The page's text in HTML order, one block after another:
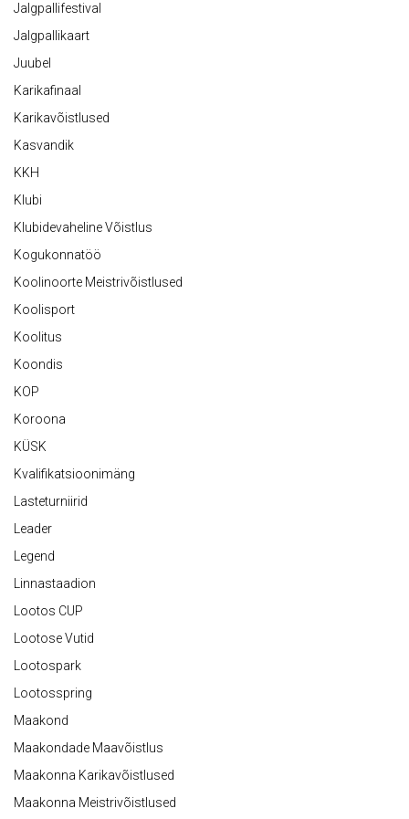
Jalgpallifestival
Jalgpallikaart
Juubel
Karikafinaal
Karikavõistlused
Kasvandik
KKH
Klubi
Klubidevaheline Võistlus
Kogukonnatöö
Koolinoorte Meistrivõistlused
Koolisport
Koolitus
Koondis
KOP
Koroona
KÜSK
Kvalifikatsioonimäng
Lasteturniirid
Leader
Legend
Linnastaadion
Lootos CUP
Lootose Vutid
Lootospark
Lootosspring
Maakond
Maakondade Maavõistlus
Maakonna Karikavõistlused
Maakonna Meistrivõistlused